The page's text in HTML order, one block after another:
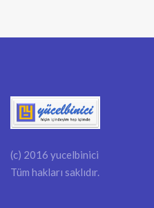
(c) 2016 yucelbinici
Tüm hakları saklıdır.